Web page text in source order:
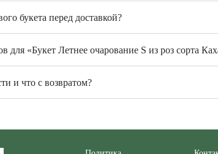
букета перед доставкой?
для «Букет Летнее очарование S из роз сорта
и что с возвратом?